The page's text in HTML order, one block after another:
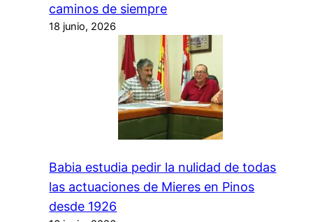
caminos de siempre
18 junio, 2026
Babia estudia pedir la nulidad de todas
las actuaciones de Mieres en Pinos
desde 1926